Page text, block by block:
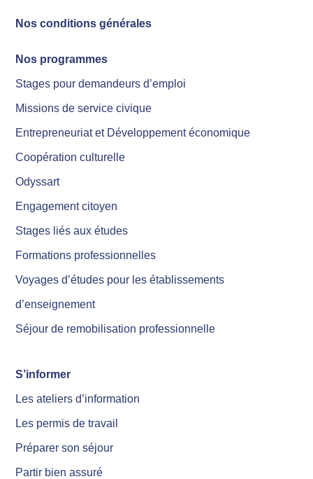
Nos conditions générales
Nos programmes
Stages pour demandeurs d’emploi
Missions de service civique
Entrepreneuriat et Développement économique
Coopération culturelle
Odyssart
Engagement citoyen
Stages liés aux études
Formations professionnelles
Voyages d’études pour les établissements
d’enseignement
Séjour de remobilisation professionnelle
S’informer
Les ateliers d’information
Les permis de travail
Préparer son séjour
Partir bien assuré